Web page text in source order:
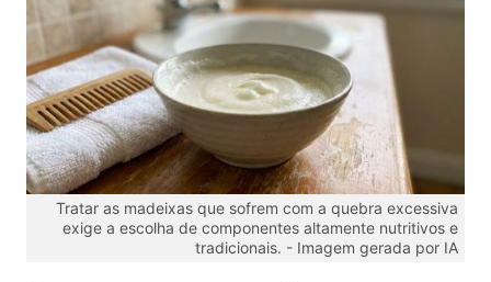
Tratar as madeixas que sofrem com a quebra excessiva
exige a escolha de componentes altamente nutritivos e
tradicionais. - Imagem gerada por IA